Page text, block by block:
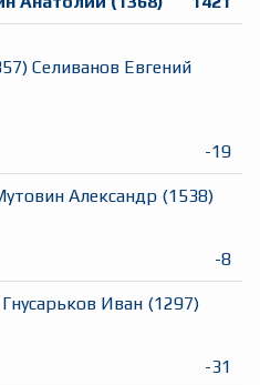
) Селиванов Евгений
-19
Александр (1538)
-8
Гнусарьков Иван (1297)
-31